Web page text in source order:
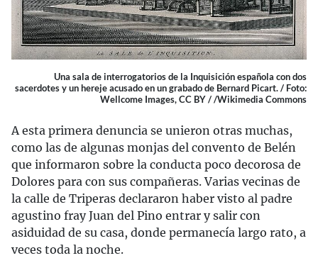
Una sala de interrogatorios de la Inquisición española con dos
sacerdotes y un hereje acusado en un grabado de Bernard Picart. / Foto:
Wellcome Images, CC BY / /Wikimedia Commons
A esta primera denuncia se unieron otras muchas,
como las de algunas monjas del convento de Belén
que informaron sobre la conducta poco decorosa de
Dolores para con sus compañeras. Varias vecinas de
la calle de Triperas declararon haber visto al padre
agustino fray Juan del Pino entrar y salir con
asiduidad de su casa, donde permanecía largo rato, a
veces toda la noche.